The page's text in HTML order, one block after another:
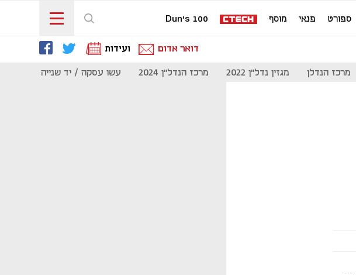
ספורט פנאי מוסף Dun's 100
דואר אדום ועידות
מרכז הנדלן מגזין נדל"ן 2022 מרכז הנדל"ן 2024 עשו עסקה / יד שנייה